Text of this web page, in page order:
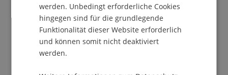
Universität Liechtenstein
Fürst-Franz-Josef-Strasse
9490 Vaduz
Liechtenstein
info@uni.li
werden. Unbedingt erforderliche Cookies
hingegen sind für die grundlegende
Funktionalität dieser Website erforderlich
und können somit nicht deaktiviert
werden.